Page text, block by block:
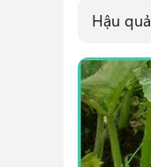
Hậu quả